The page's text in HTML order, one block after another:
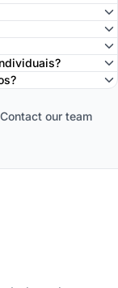
Contact our team